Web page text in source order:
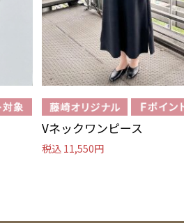
Vネックワンピース
税込 11,550円